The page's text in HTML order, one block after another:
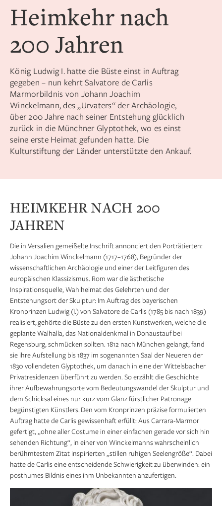
Heimkehr nach
200 Jahren
König Ludwig I. hatte die Büste einst in Auftrag
gegeben – nun kehrt Salvatore de Carlis
Marmorbildnis von Johann Joachim
Winckelmann, des „Urvaters“ der Archäologie,
über 200 Jahre nach seiner Entstehung glücklich
zurück in die Münchner Glyptothek, wo es einst
seine erste Heimat gefunden hatte. Die
Kulturstiftung der Länder unterstützte den Ankauf.
HEIMKEHR NACH 200
JAHREN
Die in Versalien gemeißelte Inschrift annonciert den Porträtierten:
Johann Joachim Winckelmann (1717–1768), Begründer der
wissenschaftlichen Archäologie und einer der Leitfiguren des
europäischen Klassizismus. Rom war die ästhetische
Inspirationsquelle, Wahlheimat des Gelehrten und der
Entstehungsort der Skulptur: Im Auftrag des bayerischen
Kronprinzen Ludwig (I.) von Salvatore de Carlis (1785 bis nach 1839)
realisiert, gehörte die Büste zu den ersten Kunstwerken, welche die
geplante Walhalla, das Nationaldenkmal in Donaustauf bei
Regensburg, schmücken sollten. 1812 nach München gelangt, fand
sie ihre Aufstellung bis 1837 im sogenannten Saal der Neueren der
1830 vollendeten Glyptothek, um danach in eine der Wittelsbacher
Privatresidenzen überführt zu werden. So erzählt die Geschichte
ihrer Aufbewahrungsorte vom Bedeutungswandel der Skulptur und
dem Schicksal eines nur kurz vom Glanz fürstlicher Patronage
begünstigten Künstlers. Den vom Kronprinzen präzise formulierten
Auftrag hatte de Carlis gewissenhaft erfüllt: Aus Carrara-Marmor
gefertigt, „ohne aller Costume in einer einfachen gerade vor sich hin
sehenden Richtung“, in einer von Winckelmanns wahrscheinlich
berühmtestem Zitat inspirierten „stillen ruhigen Seelengröße“. Dabei
hatte de Carlis eine entscheidende Schwierigkeit zu überwinden: ein
posthumes Bildnis eines ihm Unbekannten anzufertigen.